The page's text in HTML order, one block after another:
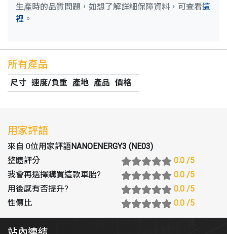
生產時的品質問題，如想了解詳細保障資料，可查看這
裡 。
所有產品
尺寸 速度/負重 產地 產品 價格
用家評語
來自 0位用家評語NANOENERGY3 (NE03)
整體評分
0.0 /5
我會再選擇購買這款車胎? 0.0 /5
用後感有否提升? 0.0 /5
性價比
0.0 /5